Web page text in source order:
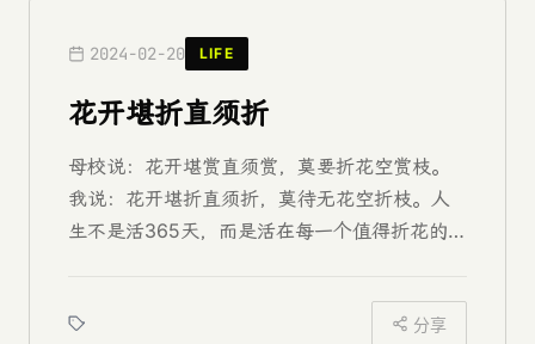
2024-02-20 LIFE
花开堪折直须折
母校说：花开堪赏直须赏，莫要折花空赏枝。
我说：花开堪折直须折，莫待无花空折枝。人
生不是活365天，而是活在每一个值得折花的瞬
分享